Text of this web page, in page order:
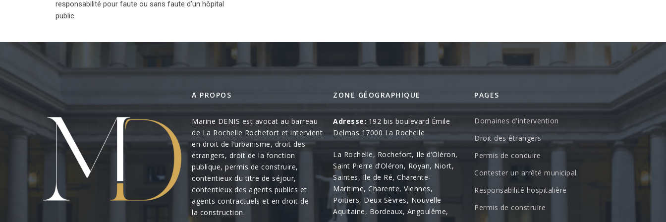
responsabilité pour faute ou sans faute d’un hôpital
public.
A PROPOS
Marine DENIS est avocat au barreau
de La Rochelle Rochefort et intervient
en droit de l’urbanisme, droit des
étrangers, droit de la fonction
publique, permis de construire,
contentieux du titre de séjour,
contentieux des agents publics et
agents contractuels et en droit de
la construction.
ZONE GÉOGRAPHIQUE
Adresse: 192 bis boulevard Émile
Delmas 17000 La Rochelle
La Rochelle, Rochefort, Ile d’Oléron,
Saint Pierre d’Oléron, Royan, Niort,
Saintes, Ile de Ré, Charente-
Maritime, Charente, Viennes,
Poitiers, Deux Sèvres, Nouvelle
Aquitaine, Bordeaux, Angoulême,
PAGES
Domaines d'intervention
Droit des étrangers
Permis de conduire
Contester un arrêté municipal
Responsabilité hospitalière
Permis de construire